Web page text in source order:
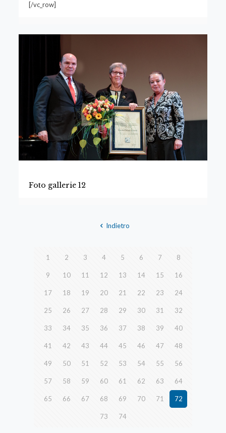
[/vc_row]
Foto gallerie 12
Indietro
1 2 3 4 5 6 7 8
9 10 11 12 13 14 15 16
17 18 19 20 21 22 23 24
25 26 27 28 29 30 31 32
33 34 35 36 37 38 39 40
41 42 43 44 45 46 47 48
49 50 51 52 53 54 55 56
57 58 59 60 61 62 63 64
65 66 67 68 69 70 71 72
73 74